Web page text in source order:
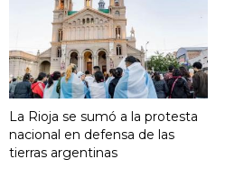
La Rioja se sumó a la protesta
nacional en defensa de las
tierras argentinas